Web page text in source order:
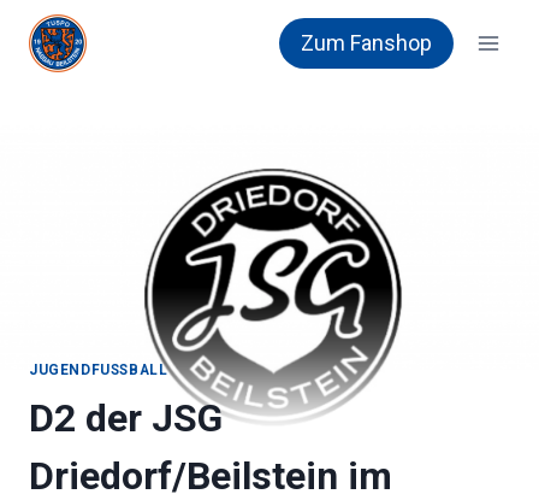
Zum
Inhalt
springen
Zum Fanshop
JUGENDFUSSBALL
D2 der JSG
Driedorf/Beilstein im